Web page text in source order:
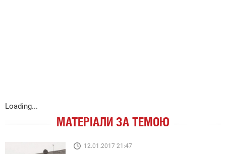
Loading...
МАТЕРІАЛИ ЗА ТЕМОЮ
12.01.2017 21:47